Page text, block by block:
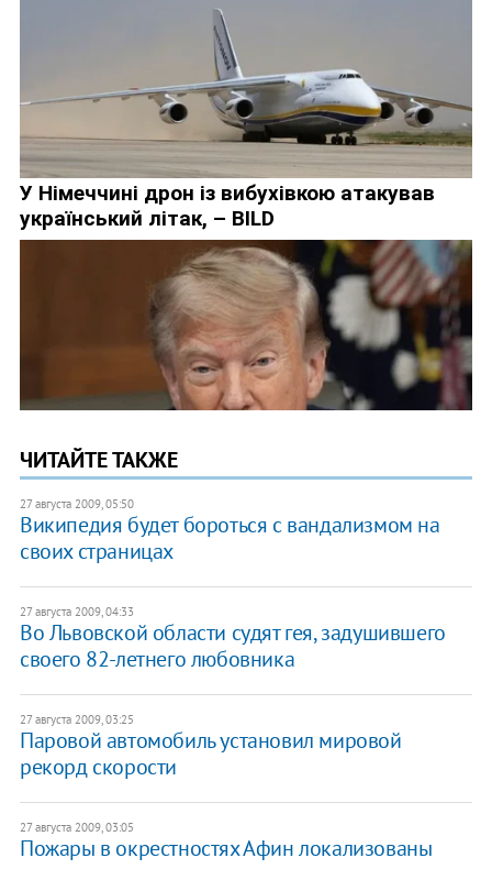
ЧИТАЙТЕ ТАКЖЕ
27 августа 2009, 05:50
Википедия будет бороться с вандализмом на
своих страницах
27 августа 2009, 04:33
Во Львовской области судят гея, задушившего
своего 82-летнего любовника
27 августа 2009, 03:25
Паровой автомобиль установил мировой
рекорд скорости
27 августа 2009, 03:05
Пожары в окрестностях Афин локализованы